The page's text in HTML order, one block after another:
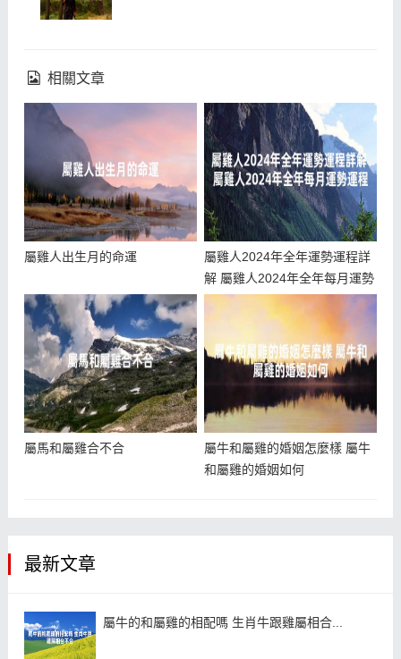
相關文章
屬雞人出生月的命運
屬雞人2024年全年運勢運程詳
解 屬雞人2024年全年每月運勢
運程
屬馬和屬雞合不合
屬牛和屬雞的婚姻怎麼樣 屬牛
和屬雞的婚姻如何
最新文章
屬牛的和屬雞的相配嗎 生肖牛跟雞屬相合...